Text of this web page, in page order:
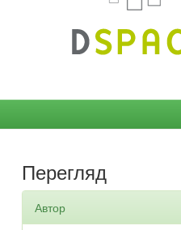
Перегляд
Автор